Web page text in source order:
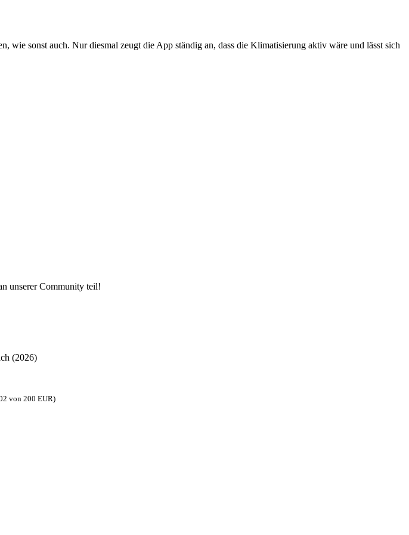
wie sonst auch. Nur diesmal zeugt die App ständig an, dass die Klimatisierung aktiv wäre und lässt sich
unserer Community teil!
(2026)
von 200 EUR)